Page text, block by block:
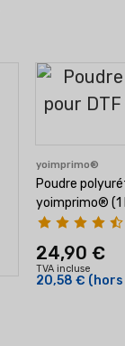
yoimprimo®
Poudre
yoimprimo® (1
24,90 €
TVA incluse
20,58 € (hors